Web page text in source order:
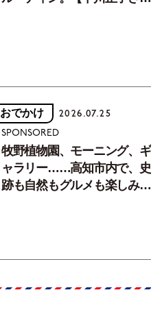
おでかけ 2026.07.25
SPONSORED
牧野植物園、モーニング、ギ
ャラリー……高知市内で、史
跡も自然もグルメも楽しみ尽